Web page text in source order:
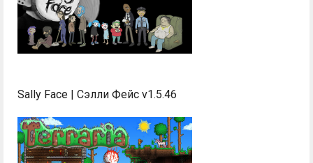
Sally Face | Сэлли Фейс v1.5.46